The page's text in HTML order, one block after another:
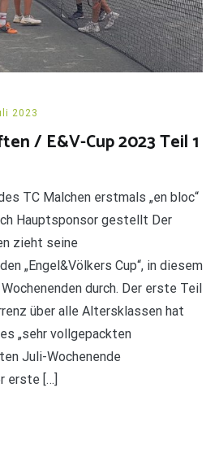
2023
/ E&V-Cup 2023 Teil 1
TC Malchen erstmals „en bloc“
Hauptsponsor gestellt Der
zieht seine
„Engel&Völkers Cup“, in diesem
durch. Der erste Teil
über alle Altersklassen hat
„sehr vollgepackten
Juli-Wochenende
erste […]